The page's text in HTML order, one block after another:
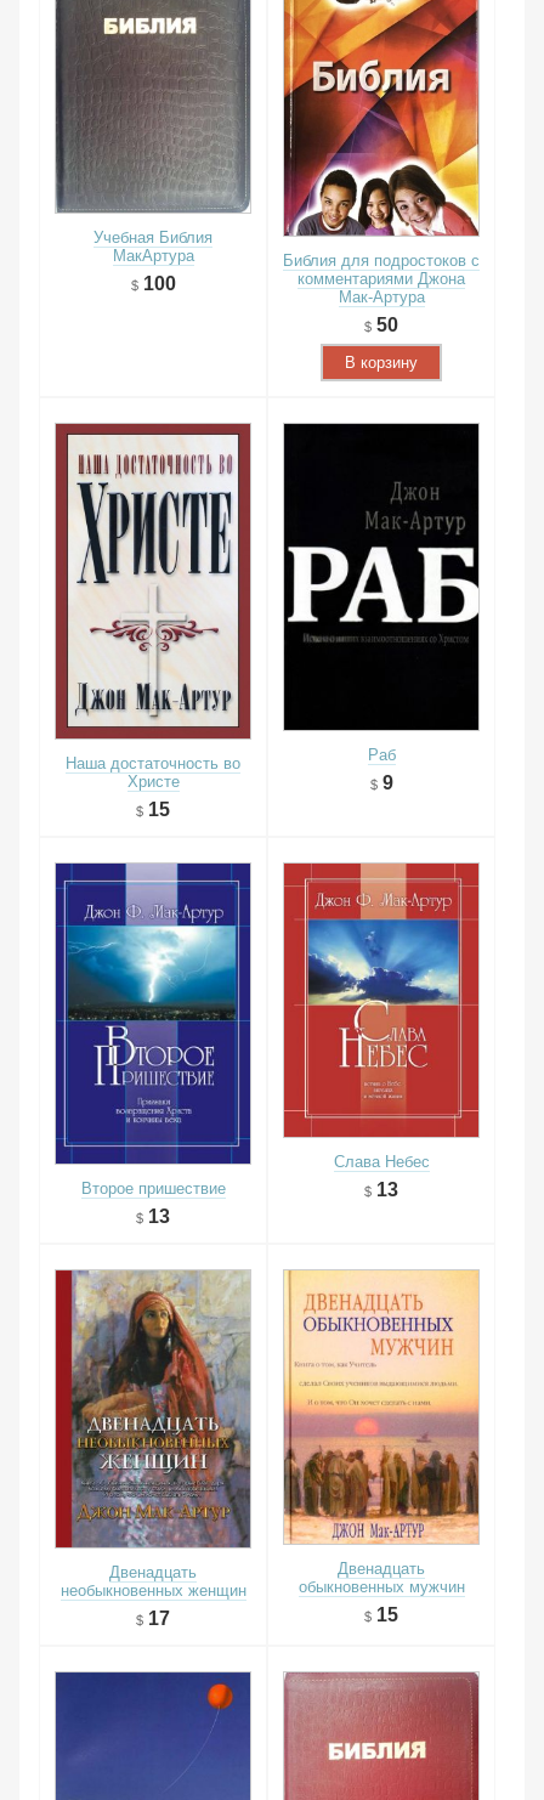
Учебная Библия
МакАртура
100
Библия для подростоков с
комментариями Джона
Мак-Артура
50
В корзину
Наша достаточность во
Христе
15
Раб
9
Второе пришествие
13
Слава Небес
13
Двенадцать
необыкновенных женщин
17
Двенадцать
обыкновенных мужчин
15